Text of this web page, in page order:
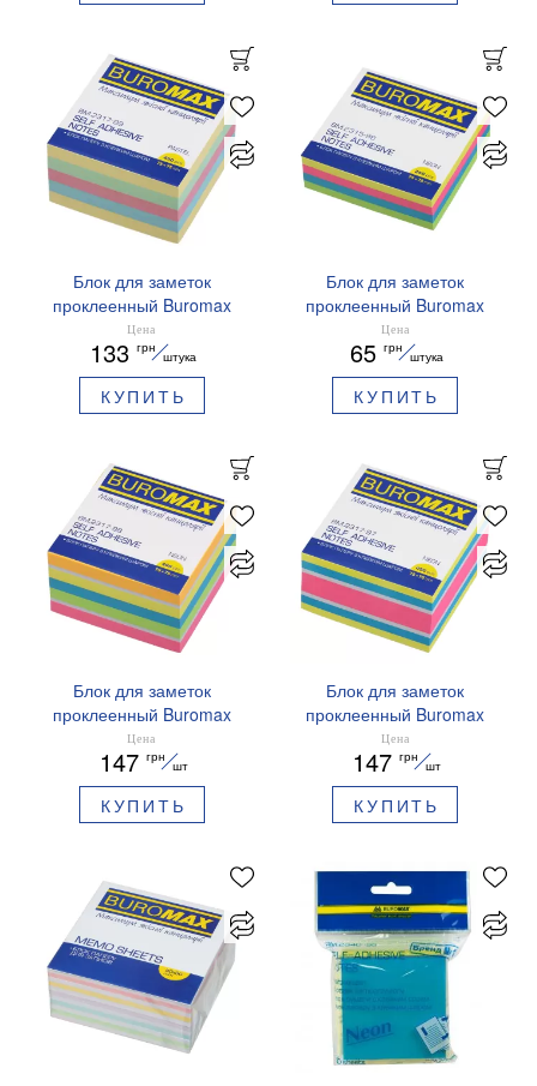
Блок для заметок
проклеенный Buromax
75x75 мм 450 листов
BM.2317-99
Цена
133 грн
штука
КУПИТЬ
Блок для заметок
проклеенный Buromax
75x75 мм 250 листов
BM.2315-98
Цена
65 грн
штука
КУПИТЬ
Блок для заметок
проклеенный Buromax
NEON 75x75 мм 450
листов BM.2317-98
Цена
147 грн
шт
КУПИТЬ
Блок для заметок
проклеенный Buromax
NEON 75x75 мм 450
листов BM.2317-97
Цена
147 грн
шт
КУПИТЬ